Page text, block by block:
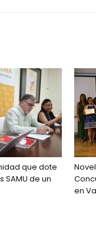
que dote
SAMU de un
en